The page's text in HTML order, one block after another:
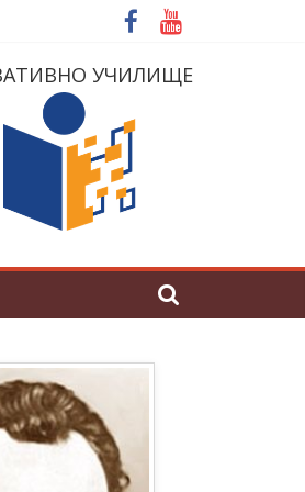
УЧИЛИЩЕ